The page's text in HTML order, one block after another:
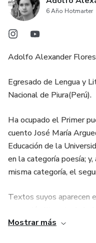
6 Año Hotmarter
Adolfo Alexander
Egresado de Lengua y
Nacional de Piura(Perú).
Ha ocupado el Primer
cuento José María
Educación de la
en la categoría poesía;
misma categoría, el
Textos suyos aparecen
(Lengash, 2014) y en
Mostrar más